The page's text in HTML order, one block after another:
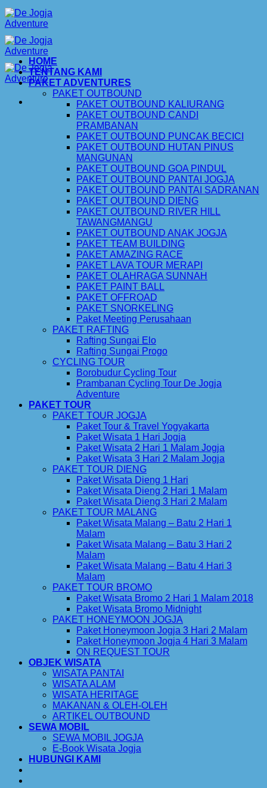
Skip
to
content
HOME
TENTANG KAMI
PAKET ADVENTURES
PAKET OUTBOUND
PAKET OUTBOUND KALIURANG
PAKET OUTBOUND CANDI
PRAMBANAN
PAKET OUTBOUND PUNCAK BECICI
PAKET OUTBOUND HUTAN PINUS
MANGUNAN
PAKET OUTBOUND GOA PINDUL
PAKET OUTBOUND PANTAI JOGJA
PAKET OUTBOUND PANTAI SADRANAN
PAKET OUTBOUND DIENG
PAKET OUTBOUND RIVER HILL
TAWANGMANGU
PAKET OUTBOUND ANAK JOGJA
PAKET TEAM BUILDING
PAKET AMAZING RACE
PAKET LAVA TOUR MERAPI
PAKET OLAHRAGA SUNNAH
PAKET PAINT BALL
PAKET OFFROAD
PAKET SNORKELING
Paket Meeting Perusahaan
PAKET RAFTING
Rafting Sungai Elo
Rafting Sungai Progo
CYCLING TOUR
Borobudur Cycling Tour
Prambanan Cycling Tour De Jogja
Adventure
PAKET TOUR
PAKET TOUR JOGJA
Paket Tour & Travel Yogyakarta
Paket Wisata 1 Hari Jogja
Paket Wisata 2 Hari 1 Malam Jogja
Paket Wisata 3 Hari 2 Malam Jogja
PAKET TOUR DIENG
Paket Wisata Dieng 1 Hari
Paket Wisata Dieng 2 Hari 1 Malam
Paket Wisata Dieng 3 Hari 2 Malam
PAKET TOUR MALANG
Paket Wisata Malang – Batu 2 Hari 1
Malam
Paket Wisata Malang – Batu 3 Hari 2
Malam
Paket Wisata Malang – Batu 4 Hari 3
Malam
PAKET TOUR BROMO
Paket Wisata Bromo 2 Hari 1 Malam 2018
Paket Wisata Bromo Midnight
PAKET HONEYMOON JOGJA
Paket Honeymoon Jogja 3 Hari 2 Malam
Paket Honeymoon Jogja 4 Hari 3 Malam
ON REQUEST TOUR
OBJEK WISATA
WISATA PANTAI
WISATA ALAM
WISATA HERITAGE
MAKANAN & OLEH-OLEH
ARTIKEL OUTBOUND
SEWA MOBIL
SEWA MOBIL JOGJA
E-Book Wisata Jogja
HUBUNGI KAMI